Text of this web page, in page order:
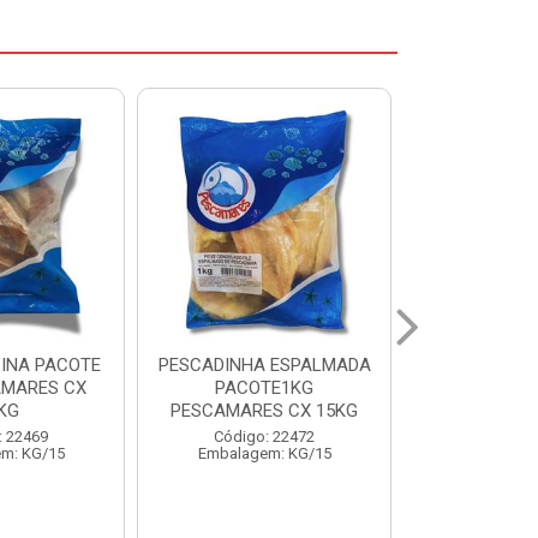
CX 15KG
22472
KG/15
FILE DE PANGA PREMIUM
PACOTE 1KG CAIXA 10KG
Código: 20021
Embalagem: KG/10